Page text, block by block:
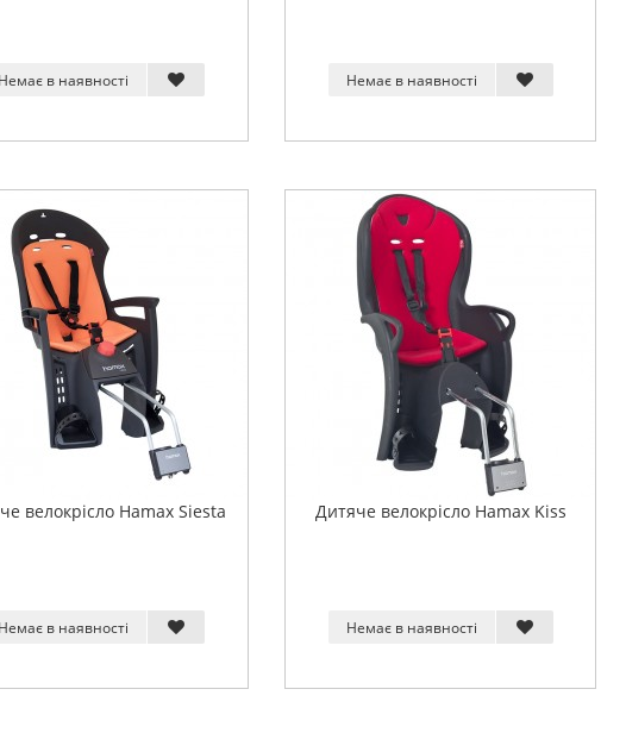
в наявності Немає в наявності
велокрісло Hamax Siesta
в наявності
Дитяче велокрісло Hamax Kiss
Немає в наявності